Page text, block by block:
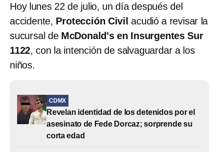
Hoy lunes 22 de julio, un día después del
accidente, Protección Civil acudió a revisar la
sucursal de McDonald's en Insurgentes Sur
1122, con la intención de salvaguardar a los
niños.
CDMX
Revelan identidad de los detenidos por el
asesinato de Fede Dorcaz; sorprende su
corta edad